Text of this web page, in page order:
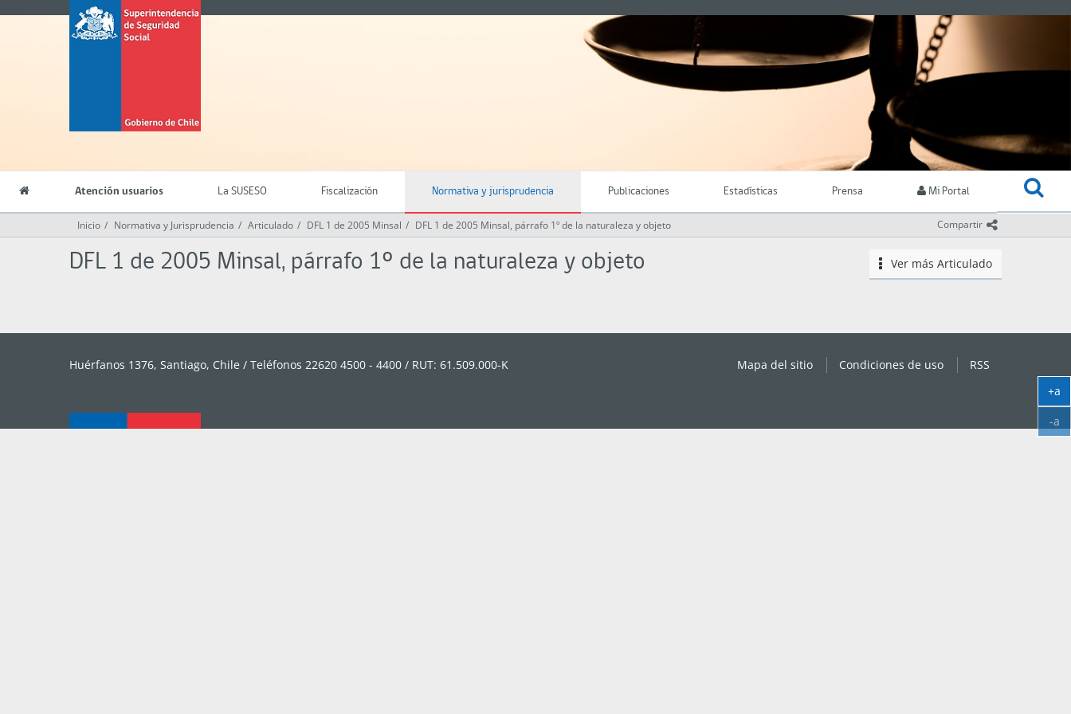
Superintendencia
de
Gobierno
de
Atención usuarios La SUSESO Fiscalización Normativa y jurisprudencia Publicaciones Estadísticas Prensa Mi Portal
Compartir icono
Inicio Normativa y Jurisprudencia Articulado DFL 1 de 2005 Minsal DFL 1 de 2005 Minsal, párrafo 1º de la naturaleza y objeto
icono
Ver más Articulado
DFL 1 de 2005 Minsal, párrafo 1º de la naturaleza y objeto
Huérfanos 1376, Santiago, Chile / Teléfonos 22620 4500 - 4400 / RUT: 61.509.000-K Mapa del sitio Condiciones de uso
RSS
+a
-a